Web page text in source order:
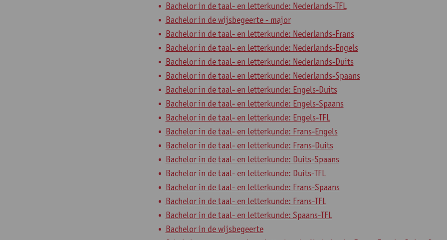
Bachelor in de taal- en letterkunde: Nederlands-TFL
Bachelor in de wijsbegeerte - major
Bachelor in de taal- en letterkunde: Nederlands-Frans
Bachelor in de taal- en letterkunde: Nederlands-Engels
Bachelor in de taal- en letterkunde: Nederlands-Duits
Bachelor in de taal- en letterkunde: Nederlands-Spaans
Bachelor in de taal- en letterkunde: Engels-Duits
Bachelor in de taal- en letterkunde: Engels-Spaans
Bachelor in de taal- en letterkunde: Engels-TFL
Bachelor in de taal- en letterkunde: Frans-Engels
Bachelor in de taal- en letterkunde: Frans-Duits
Bachelor in de taal- en letterkunde: Duits-Spaans
Bachelor in de taal- en letterkunde: Duits-TFL
Bachelor in de taal- en letterkunde: Frans-Spaans
Bachelor in de taal- en letterkunde: Frans-TFL
Bachelor in de taal- en letterkunde: Spaans-TFL
Bachelor in de wijsbegeerte